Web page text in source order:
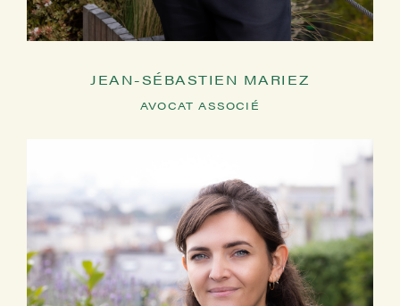
JEAN-SÉBASTIEN MARIEZ
AVOCAT ASSOCIÉ